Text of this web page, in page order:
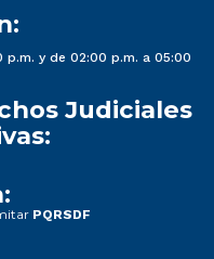
p.m. y de 02:00 p.m. a 05:00
Judiciales
PQRSDF